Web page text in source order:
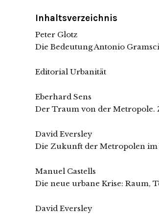
Inhaltsverzeichnis
Peter Glotz
Die Bedeutung Antonio
Editorial Urbanität
Eberhard Sens
Der Traum von der Metropole.
David Eversley
Die Zukunft der Metropolen im
Manuel Castells
Die neue urbane Krise: Raum,
David Eversley